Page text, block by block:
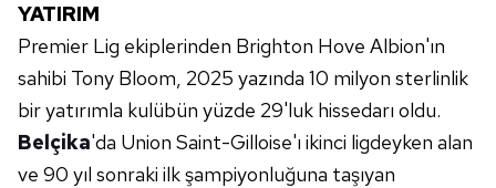
YATIRIM
Premier Lig ekiplerinden Brighton Hove Albion'ın
sahibi Tony Bloom, 2025 yazında 10 milyon sterlinlik
bir yatırımla kulübün yüzde 29'luk hissedarı oldu.
Belçika'da Union Saint-Gilloise'ı ikinci ligdeyken alan
ve 90 yıl sonraki ilk şampiyonluğuna taşıyan